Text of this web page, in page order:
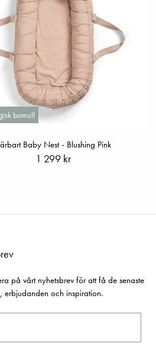
bomull
Baby Nest - Blushing Pink
1 299 kr
på vårt nyhetsbrev för att få de senaste
erbjudanden och inspiration.